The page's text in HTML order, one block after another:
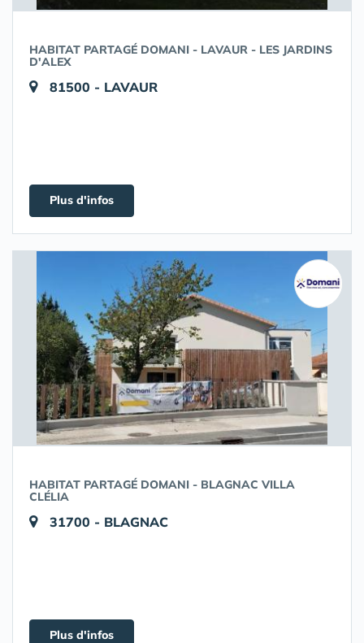
HABITAT PARTAGÉ DOMANI - LAVAUR - LES JARDINS
D'ALEX
81500 - LAVAUR
Plus d'infos
HABITAT PARTAGÉ DOMANI - BLAGNAC VILLA
CLÉLIA
31700 - BLAGNAC
Plus d'infos